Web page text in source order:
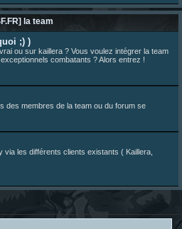
la team
;) )
ou sur kaillera ? Vous voulez intégrer la team
combatants ? Alors entrez !
des membres de la team ou du forum se
via les différents clients existants ( Kaillera,